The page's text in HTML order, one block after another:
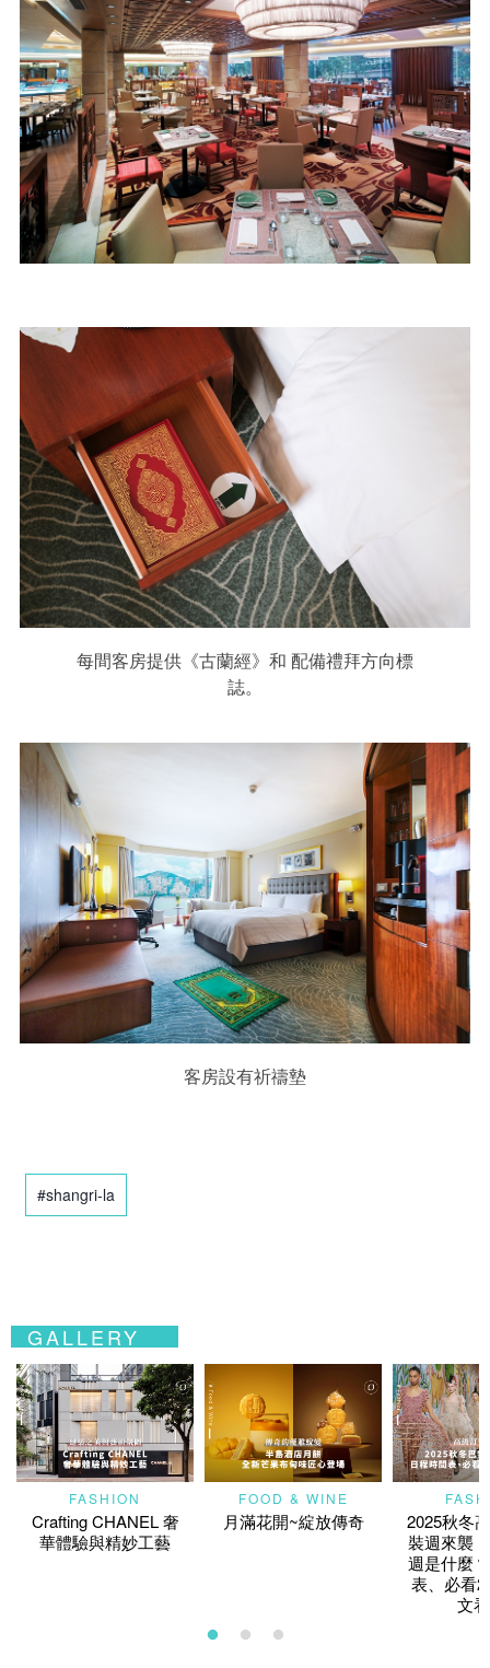
每間客房提供《古蘭經》和 配備禮拜方向標
誌。
客房設有祈禱墊
#shangri-la
GALLERY
FASHION
Crafting CHANEL 奢
華體驗與精妙工藝
FOOD & WINE
月滿花開~綻放傳奇
2025秋冬
裝週來襲
週是什麼
表、必看
文